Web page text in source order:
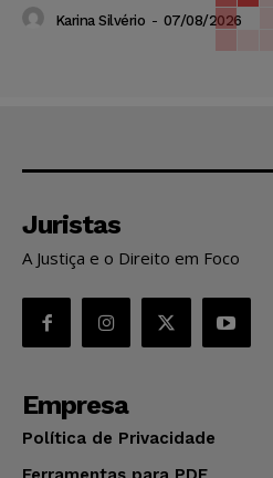
Karina Silvério - 07/08/2026
Juristas
A Justiça e o Direito em Foco
Empresa
Política de Privacidade